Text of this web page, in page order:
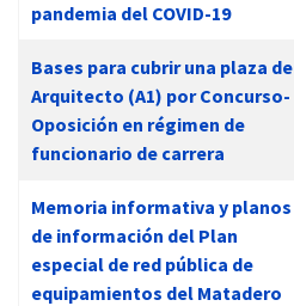
pandemia del COVID-19
Bases para cubrir una plaza de
Arquitecto (A1) por Concurso-
Oposición en régimen de
funcionario de carrera
Memoria informativa y planos
de información del Plan
especial de red pública de
equipamientos del Matadero